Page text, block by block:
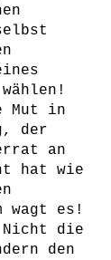
Mut in
der
an
hat wie
wagt es!
Nicht die
den